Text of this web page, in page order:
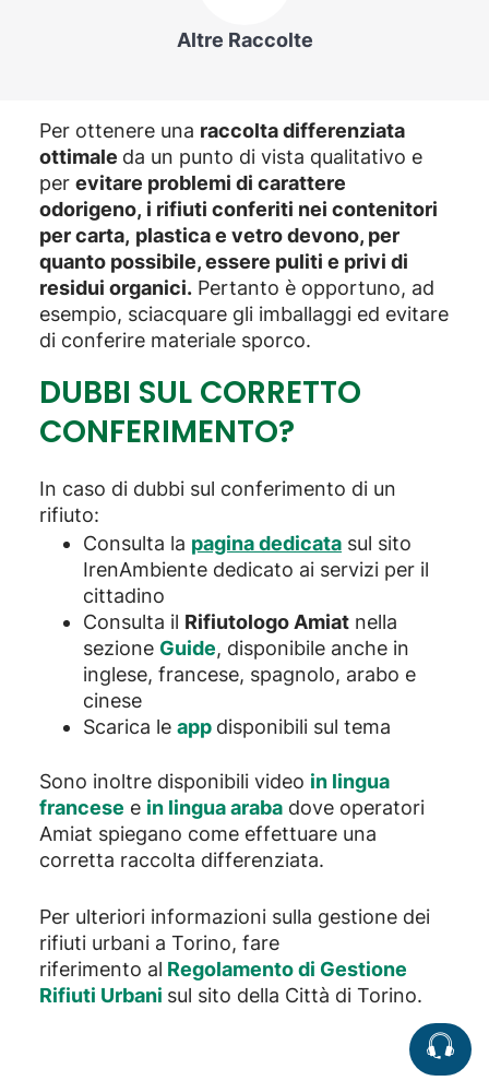
Altre Raccolte
Per ottenere una raccolta differenziata
ottimale da un punto di vista qualitativo e
per evitare problemi di carattere
odorigeno, i rifiuti conferiti nei contenitori
per carta, plastica e vetro devono, per
quanto possibile, essere puliti e privi di
residui organici. Pertanto è opportuno, ad
esempio, sciacquare gli imballaggi ed evitare
di conferire materiale sporco.
DUBBI SUL CORRETTO
CONFERIMENTO?
In caso di dubbi sul conferimento di un
rifiuto:
Consulta la pagina dedicata sul sito
IrenAmbiente dedicato ai servizi per il
cittadino
Consulta il Rifiutologo Amiat nella
sezione Guide, disponibile anche in
inglese, francese, spagnolo, arabo e
cinese
Scarica le app disponibili sul tema
Sono inoltre disponibili video in lingua
francese e in lingua araba dove operatori
Amiat spiegano come effettuare una
corretta raccolta differenziata.
Per ulteriori informazioni sulla gestione dei
rifiuti urbani a Torino, fare
riferimento al Regolamento di Gestione
Rifiuti Urbani sul sito della Città di Torino.